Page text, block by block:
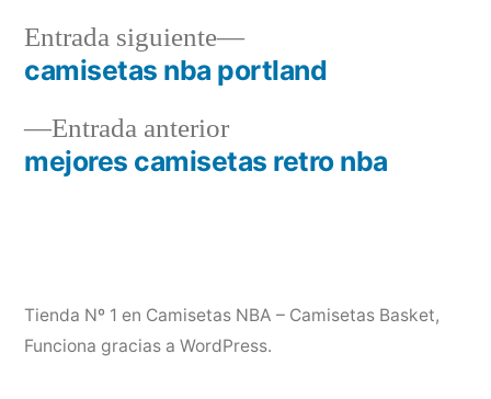
Navegación
de
entradas
Entrada anteriorEntrada
anterior:
mejores camisetas retro nba
Entrada siguiente
Entrada
siguiente:
camisetas nba portland
Tienda Nº 1 en Camisetas NBA – Camisetas Basket,
Funciona gracias a WordPress.